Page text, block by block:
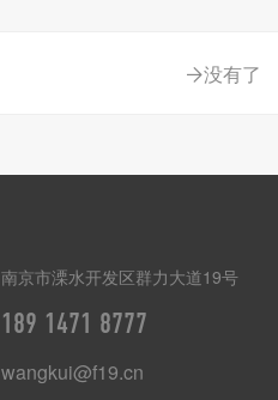
没有了
南京市溧水开发区群力大道19号
189 1471 8777
wangkui@f19.cn